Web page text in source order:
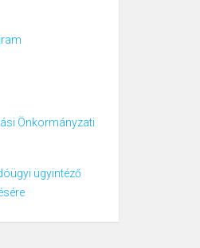
Önkormányzati
ügyintéző